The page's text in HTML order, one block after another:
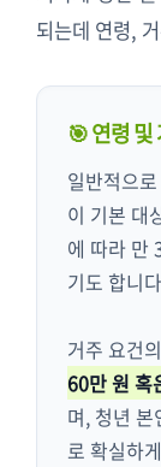
되는데 연령,
🎯 연령
일반적으
이 기본 대
에 따라 만
기도 합니
거주 요건
60만 원 혹
며, 청년
로 확실하